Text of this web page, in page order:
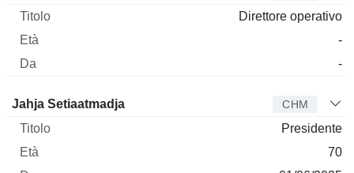
Direttore operativo
-
-
Amministratore Titolo
Jahja Setiaatmadja CHM
Presidente
70